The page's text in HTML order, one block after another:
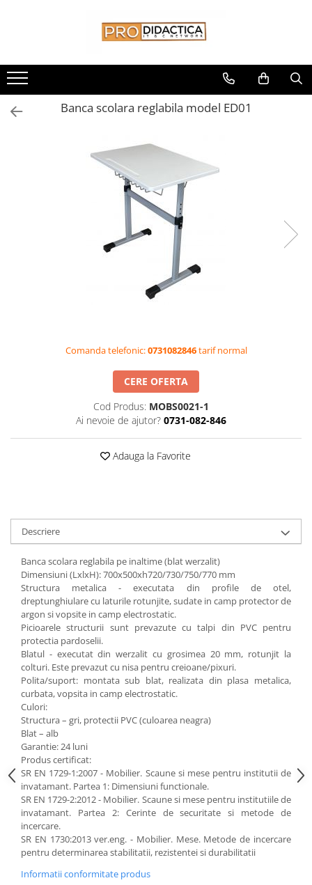
Oferta PNRR/PNRAS
Pachete Echipamente Sali Clasa
Pachete Echipamente Sala Clasa
Display-uri Interactive
Suporti/Standuri/Accesorii
Imprimante si Multifunctionale
Imprimante si Scanere 3D
Videoproiectoare
Videoconferinta si Colaborare
Camere Videoconferinta
Boxe si Soundbar
Tehnologie Educationala
Software Educational
Oferta Mobilier Clasa
Table/Display-uri Interactive
Table Interactive
Display-uri Interactive
Accesorii/Standuri
Videoproiectoare si Echipamente IT
Videoproiectoare
Videoproiectoare
Suporti si Accesorii
Videoproiectoare
Ecrane Proiectie
Laptopuri si Accesorii
Laptopuri
Accesorii Laptopuri
All in One/PC
All in One
Periferice PC
Banca scolara reglabila model ED01
Comanda telefonic:0731082846tarif normal
CERE OFERTA
Cod Produs: MOBS0021-1
Ai nevoie de ajutor? 0731-082-846
Adauga la Favorite
Descriere
Banca scolara reglabila pe inaltime (blat werzalit)
Dimensiuni (LxlxH): 700x500xh720/730/750/770 mm
Structura metalica - executata din profile de otel,
dreptunghiulare cu laturile rotunjite, sudate in camp protector de
argon si vopsite in camp electrostatic.
Picioarele structurii sunt prevazute cu talpi din PVC pentru
protectia pardoselii.
Blatul - executat din werzalit cu grosimea 20 mm, rotunjit la
colturi. Este prevazut cu nisa pentru creioane/pixuri.
Polita/suport: montata sub blat, realizata din plasa metalica,
curbata, vopsita in camp electrostatic.
Culori:
Structura – gri, protectii PVC (culoarea neagra)
Blat – alb
Garantie: 24 luni
Produs certificat:
SR EN 1729-1:2007 - Mobilier. Scaune si mese pentru institutii de
invatamant. Partea 1: Dimensiuni functionale.
SR EN 1729-2:2012 - Mobilier. Scaune si mese pentru institutiile de
invatamant. Partea 2: Cerinte de securitate si metode de
incercare.
SR EN 1730:2013 ver.eng. - Mobilier. Mese. Metode de incercare
pentru determinarea stabilitatii, rezistentei si durabilitatii
Informatii conformitate produs